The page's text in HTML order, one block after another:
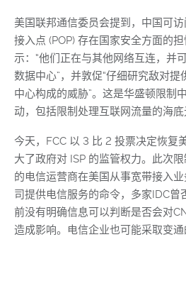
美国联邦通信委员会提到，中国可
接入点 (POP) 存在国家安全方面的
示：“他们正在与其他网络互连，并
数据中心”，并敦促“仔细研究敌对
中心构成的威胁”。这是华盛顿限制
动，包括限制处理互联网流量的海底
今天，FCC 以 3 比 2 投票决定恢复
大了政府对 ISP 的监管权力。此次
的电信运营商在美国从事宽带接入
司提供电信服务的命令，多家IDC曾
前没有明确信息可以判断是否会对
造成影响。电信企业也可能采取变通